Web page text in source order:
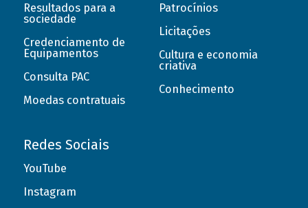
Resultados para a
sociedade
Credenciamento de
Equipamentos
Consulta PAC
Moedas contratuais
Patrocínios
Licitações
Cultura e economia
criativa
Conhecimento
Redes Sociais
YouTube
Instagram